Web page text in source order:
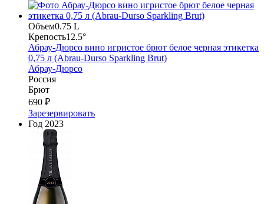
Объем0.75 L
Крепость12.5°
Абрау-Дюрсо вино игристое брют белое черная этикетка
0,75 л (Abrau-Durso Sparkling Brut)
Абрау-Дюрсо
Россия
Брют
690 ₽
Зарезервировать
Год 2023